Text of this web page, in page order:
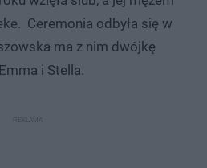
Ceremonia odbyła się w
ma z nim dwójkę
i Stella.